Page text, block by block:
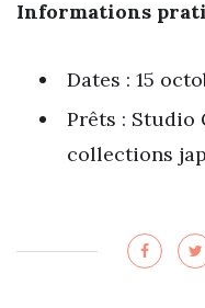
Informations
Dates : 15
Prêts : Studio
collections